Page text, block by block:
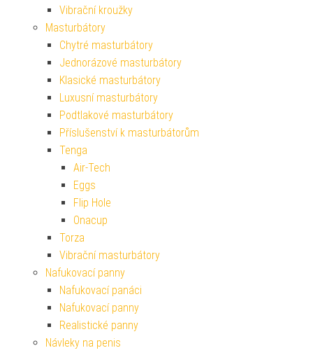
Vibrační kroužky
Masturbátory
Chytré masturbátory
Jednorázové masturbátory
Klasické masturbátory
Luxusní masturbátory
Podtlakové masturbátory
Příslušenství k masturbátorům
Tenga
Air-Tech
Eggs
Flip Hole
Onacup
Torza
Vibrační masturbátory
Nafukovací panny
Nafukovací panáci
Nafukovací panny
Realistické panny
Návleky na penis